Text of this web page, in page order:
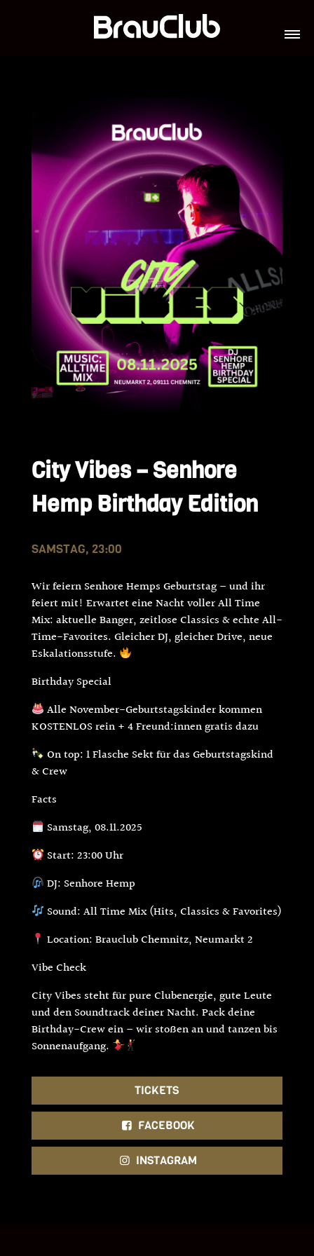
City Vibes – Senhore
Hemp Birthday Edition
SAMSTAG, 23:00
Wir feiern Senhore Hemps Geburtstag – und ihr
feiert mit! Erwartet eine Nacht voller All Time
Mix: aktuelle Banger, zeitlose Classics & echte All-
Time-Favorites. Gleicher DJ, gleicher Drive, neue
Eskalationsstufe.
Birthday Special
Alle November-Geburtstagskinder kommen
KOSTENLOS rein + 4 Freund:innen gratis dazu
On top: 1 Flasche Sekt für das Geburtstagskind
& Crew
Facts
Samstag, 08.11.2025
Start: 23:00 Uhr
DJ: Senhore Hemp
Sound: All Time Mix (Hits, Classics & Favorites)
Location: Brauclub Chemnitz, Neumarkt 2
Vibe Check
City Vibes steht für pure Clubenergie, gute Leute
und den Soundtrack deiner Nacht. Pack deine
Birthday-Crew ein – wir stoßen an und tanzen bis
Sonnenaufgang.
TICKETS
FACEBOOK
INSTAGRAM
GALERIE
TEAM
VIP-LOUNGES
JOBS